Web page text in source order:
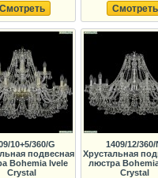
Смотреть Смотреть
10+5/360/G
подвесная
Bohemia Ivele
Crystal
1409/12/360/
Хрустальная
люстра
Crystal